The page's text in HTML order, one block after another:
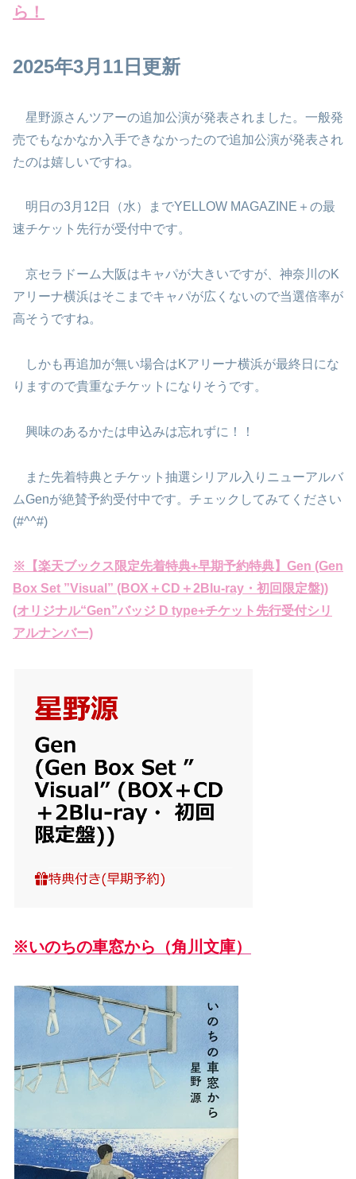
ら！
2025年3月11日更新
星野源さんツアーの追加公演が発表されました。一般発
売でもなかなか入手できなかったので追加公演が発表され
たのは嬉しいですね。
明日の3月12日（水）までYELLOW MAGAZINE＋の最
速チケット先行が受付中です。
京セラドーム大阪はキャパが大きいですが、神奈川のK
アリーナ横浜はそこまでキャパが広くないので当選倍率が
高そうですね。
しかも再追加が無い場合はKアリーナ横浜が最終日にな
りますので貴重なチケットになりそうです。
興味のあるかたは申込みは忘れずに！！
また先着特典とチケット抽選シリアル入りニューアルバ
ムGenが絶賛予約受付中です。チェックしてみてください
(#^^#)
※【楽天ブックス限定先着特典+早期予約特典】Gen (Gen
Box Set ”Visual” (BOX＋CD＋2Blu-ray・初回限定盤))
(オリジナル“Gen”バッジ D type+チケット先行受付シリ
アルナンバー)
※いのちの車窓から（角川文庫）